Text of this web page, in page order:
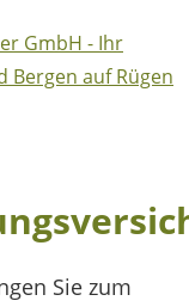
Sie zum